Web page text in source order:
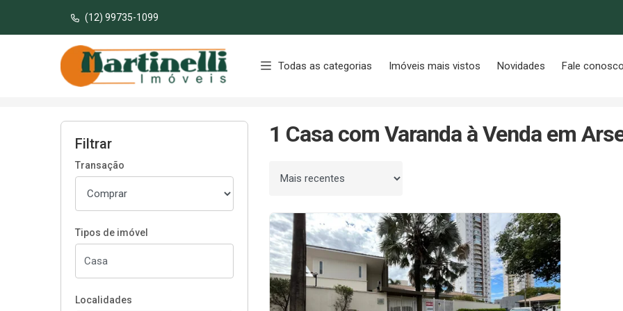
(12) 99735-1099
Página inicial
Todas as categorias Imóveis mais vistos Novidades Fale conosco
Filtrar
Transação
Tipos de imóvel
Localidades
1 Casa com Varanda à Venda em
Ordenar por